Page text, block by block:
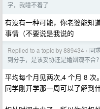
字，我睡不着了
有没有一种可能，你老婆能知
事情（不要说是我说的
Replied to a topic by 889434 › 同
到分手，是该妥协还是婚姻观不合？
平均每个月见两次,4 个月 8 次
同学刚开学那一周可以了解到